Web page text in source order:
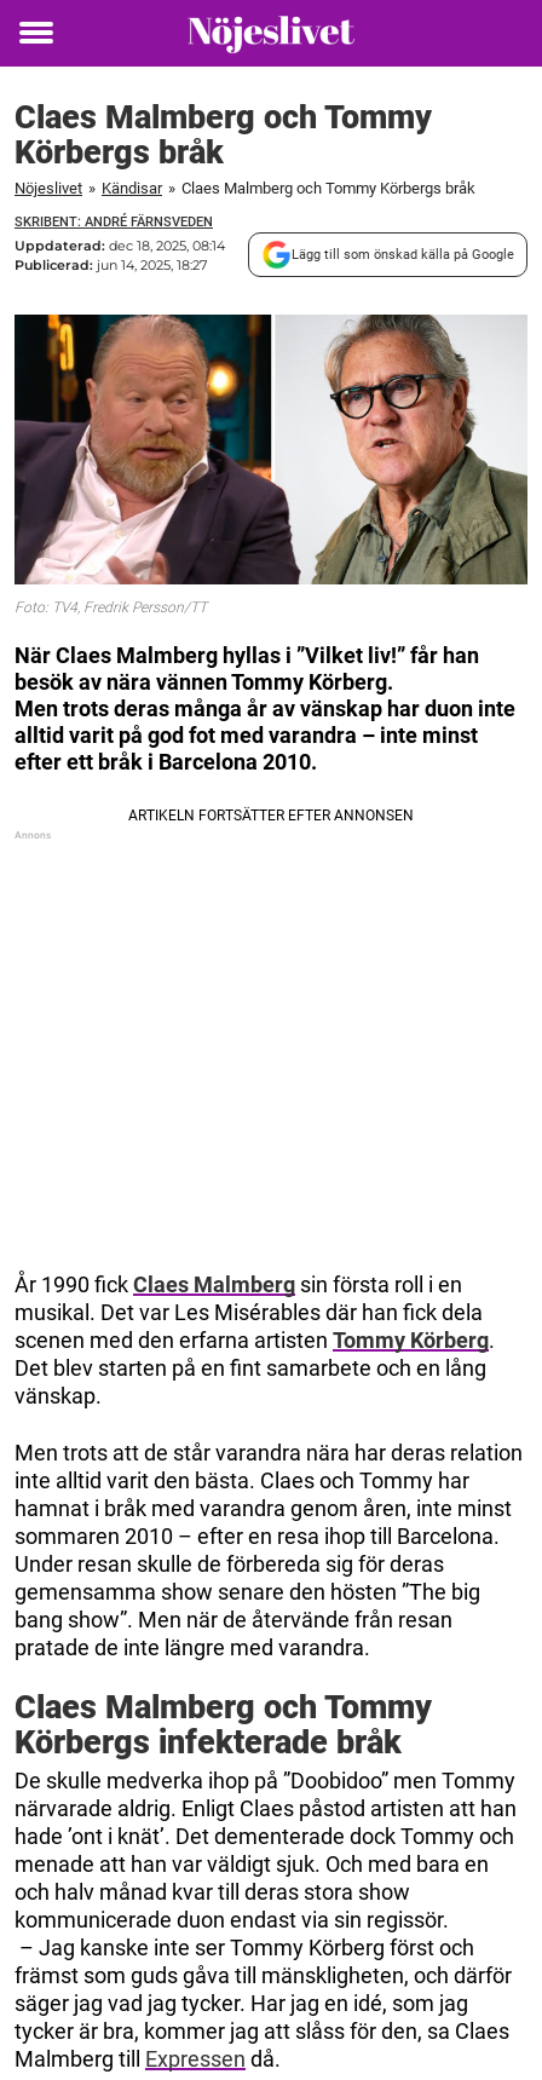
Toggle
Claes Malmberg och Tommy
Körbergs bråk
Nöjeslivet » Kändisar » Claes Malmberg och Tommy Körbergs bråk
SKRIBENT: ANDRÉ FÄRNSVEDEN
Uppdaterad: dec 18, 2025, 08:14
Publicerad: jun 14, 2025, 18:27
Lägg till som önskad källa på Google
Foto: TV4, Fredrik Persson/TT
När Claes Malmberg hyllas i ”Vilket liv!” får han
besök av nära vännen Tommy Körberg.
Men trots deras många år av vänskap har duon inte
alltid varit på god fot med varandra – inte minst
efter ett bråk i Barcelona 2010.
År 1990 fickClaes Malmberg sin första roll i en
musikal. Det var Les Misérables där han fick dela
scenen med den erfarna artisten Tommy Körberg.
Det blev starten på en fint samarbete och en lång
vänskap.
Men trots att de står varandra nära har deras relation
inte alltid varit den bästa. Claes och Tommy har
hamnat i bråk med varandra genom åren, inte minst
sommaren 2010 – efter en resa ihop till Barcelona.
Under resan skulle de förbereda sig för deras
gemensamma show senare den hösten ”The big
bang show”. Men när de återvände från resan
pratade de inte längre med varandra.
Claes Malmberg och Tommy
Körbergs infekterade bråk
De skulle medverka ihop på ”Doobidoo” men Tommy
närvarade aldrig. Enligt Claes påstod artisten att han
hade ’ont i knät’. Det dementerade dock Tommy och
menade att han var väldigt sjuk. Och med bara en
och halv månad kvar till deras stora show
kommunicerade duon endast via sin regissör.
– Jag kanske inte ser Tommy Körberg först och
främst som guds gåva till mänskligheten, och därför
säger jag vad jag tycker. Har jag en idé, som jag
tycker är bra, kommer jag att slåss för den, sa Claes
Malmberg till Expressen då.